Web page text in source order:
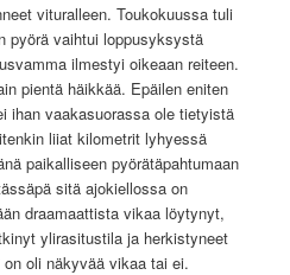
vituralleen. Toukokuussa tuli
pyörä vaihtui loppusyksystä
ilmestyi oikeaan reiteen.
pientä häikkää. Epäilen eniten
ihan vaakasuorassa ole tietyistä
liiat kilometrit lyhyessä
paikalliseen pyörätäpahtumaan
sitä ajokiellossa on
draamaattista vikaa löytynyt,
ylirasitustila ja herkistyneet
oli näkyvää vikaa tai ei.